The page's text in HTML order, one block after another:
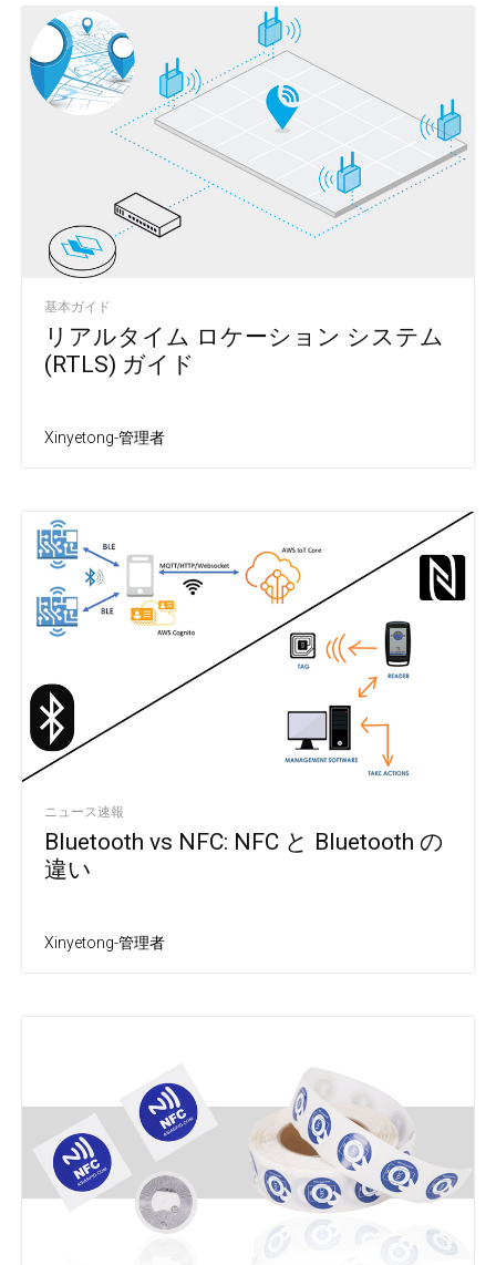
基本ガイド
リアルタイム ロケーション システム
(RTLS) ガイド
Xinyetong-管理者
ニュース速報
Bluetooth vs NFC: NFC と Bluetooth の
違い
Xinyetong-管理者